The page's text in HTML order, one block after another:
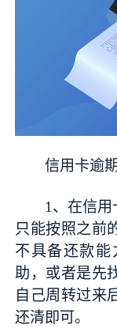
信用卡逾
1、在信
只能按照之前
不具备还款能
助，或者是先
自己周转过来
还清即可。